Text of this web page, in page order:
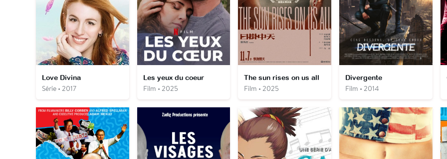
Love Divina
Série • 2017
Les yeux du coeur
Film • 2025
The sun rises on us all
Film • 2025
Divergente
Film • 2014